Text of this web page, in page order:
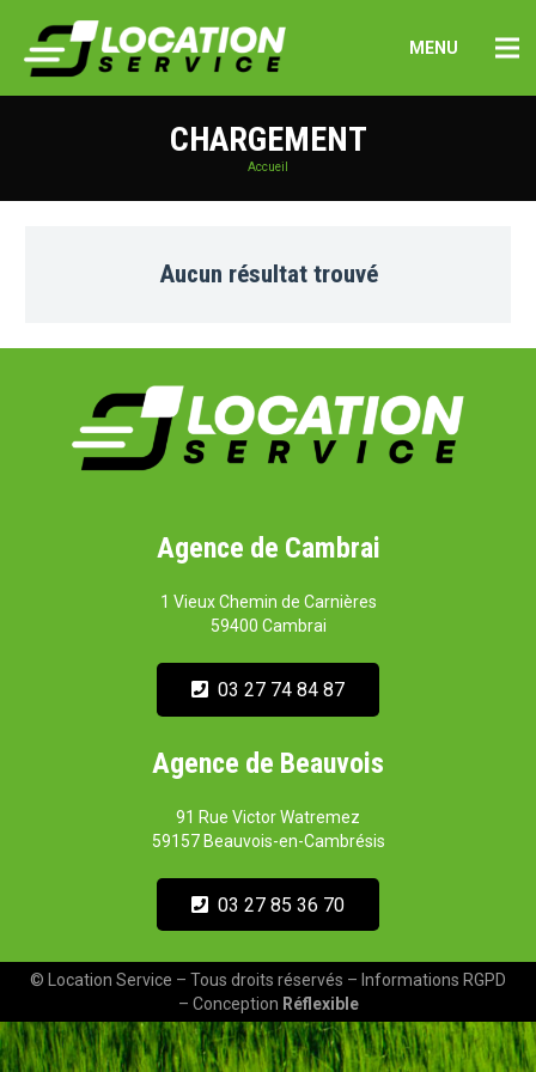
MENU
CHARGEMENT
Accueil
Aucun résultat trouvé
Agence de Cambrai
1 Vieux Chemin de Carnières
59400 Cambrai
03 27 74 84 87
Agence de Beauvois
91 Rue Victor Watremez
59157 Beauvois-en-Cambrésis
03 27 85 36 70
© Location Service – Tous droits réservés – Informations RGPD
– Conception Réflexible